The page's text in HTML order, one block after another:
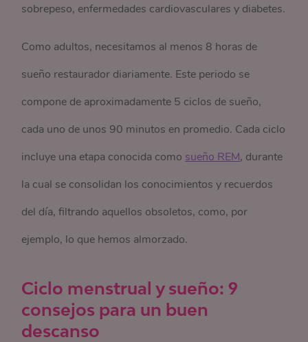
sobrepeso, enfermedades cardiovasculares y diabetes.
Como adultos, necesitamos al menos 8 horas de
sueño restaurador diariamente. Este periodo se
compone de aproximadamente 5 ciclos de sueño,
cada uno de unos 90 minutos en promedio. Cada ciclo
incluye una etapa conocida como sueño REM, durante
la cual se consolidan los conocimientos y recuerdos
del día, filtrando aquellos obsoletos, como, por
ejemplo, lo que hemos almorzado.
Ciclo menstrual y sueño: 9
consejos para un buen
descanso